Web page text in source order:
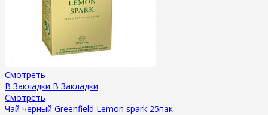
Смотреть
В Закладки В Закладки
Смотреть
Чай черный Greenfield Lemon spark 25пак